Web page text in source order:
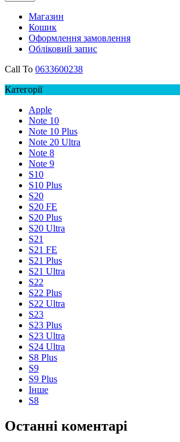
Магазин
Кошик
Оформлення замовлення
Обліковий запис
Call To 0633600238
Категорії
Apple
Note 10
Note 10 Plus
Note 20 Ultra
Note 8
Note 9
S10
S10 Plus
S20
S20 FE
S20 Plus
S20 Ultra
S21
S21 FE
S21 Plus
S21 Ultra
S22
S22 Plus
S22 Ultra
S23
S23 Plus
S23 Ultra
S24 Ultra
S8 Plus
S9
S9 Plus
Інше
S8
Останні коментарі